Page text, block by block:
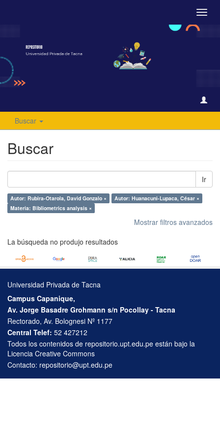
Buscar
Buscar
Ir
Autor: Rubira-Otarola, David Gonzalo ×
Autor: Huanacuni-Lupaca, César ×
Materia: Bibliometrics analysis ×
Mostrar filtros avanzados
La búsqueda no produjo resultados
Universidad Privada de Tacna
Campus Capanique,
Av. Jorge Basadre Grohmann s/n Pocollay - Tacna
Rectorado, Av. Bolognesi Nº 1177
Central Telef: 52 427212
Todos los contenidos de repositorio.upt.edu.pe están bajo la
Licencia Creative Commons
Contacto: repositorio@upt.edu.pe